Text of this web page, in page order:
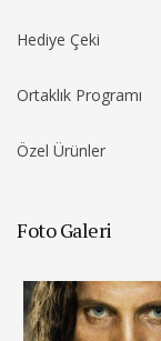
Hediye Çeki
Ortaklık Programı
Özel Ürünler
Foto Galeri